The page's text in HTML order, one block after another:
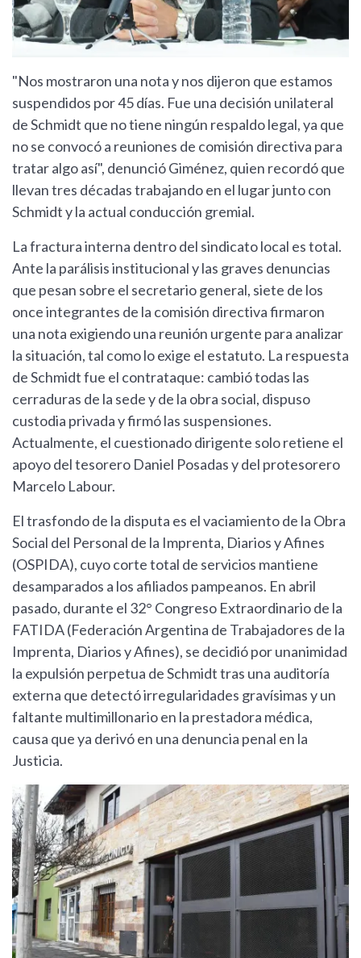
"Nos mostraron una nota y nos dijeron que estamos
suspendidos por 45 días. Fue una decisión unilateral
de Schmidt que no tiene ningún respaldo legal, ya que
no se convocó a reuniones de comisión directiva para
tratar algo así", denunció Giménez, quien recordó que
llevan tres décadas trabajando en el lugar junto con
Schmidt y la actual conducción gremial.
La fractura interna dentro del sindicato local es total.
Ante la parálisis institucional y las graves denuncias
que pesan sobre el secretario general, siete de los
once integrantes de la comisión directiva firmaron
una nota exigiendo una reunión urgente para analizar
la situación, tal como lo exige el estatuto. La respuesta
de Schmidt fue el contrataque: cambió todas las
cerraduras de la sede y de la obra social, dispuso
custodia privada y firmó las suspensiones.
Actualmente, el cuestionado dirigente solo retiene el
apoyo del tesorero Daniel Posadas y del protesorero
Marcelo Labour.
El trasfondo de la disputa es el vaciamiento de la Obra
Social del Personal de la Imprenta, Diarios y Afines
(OSPIDA), cuyo corte total de servicios mantiene
desamparados a los afiliados pampeanos. En abril
pasado, durante el 32° Congreso Extraordinario de la
FATIDA (Federación Argentina de Trabajadores de la
Imprenta, Diarios y Afines), se decidió por unanimidad
la expulsión perpetua de Schmidt tras una auditoría
externa que detectó irregularidades gravísimas y un
faltante multimillonario en la prestadora médica,
causa que ya derivó en una denuncia penal en la
Justicia.